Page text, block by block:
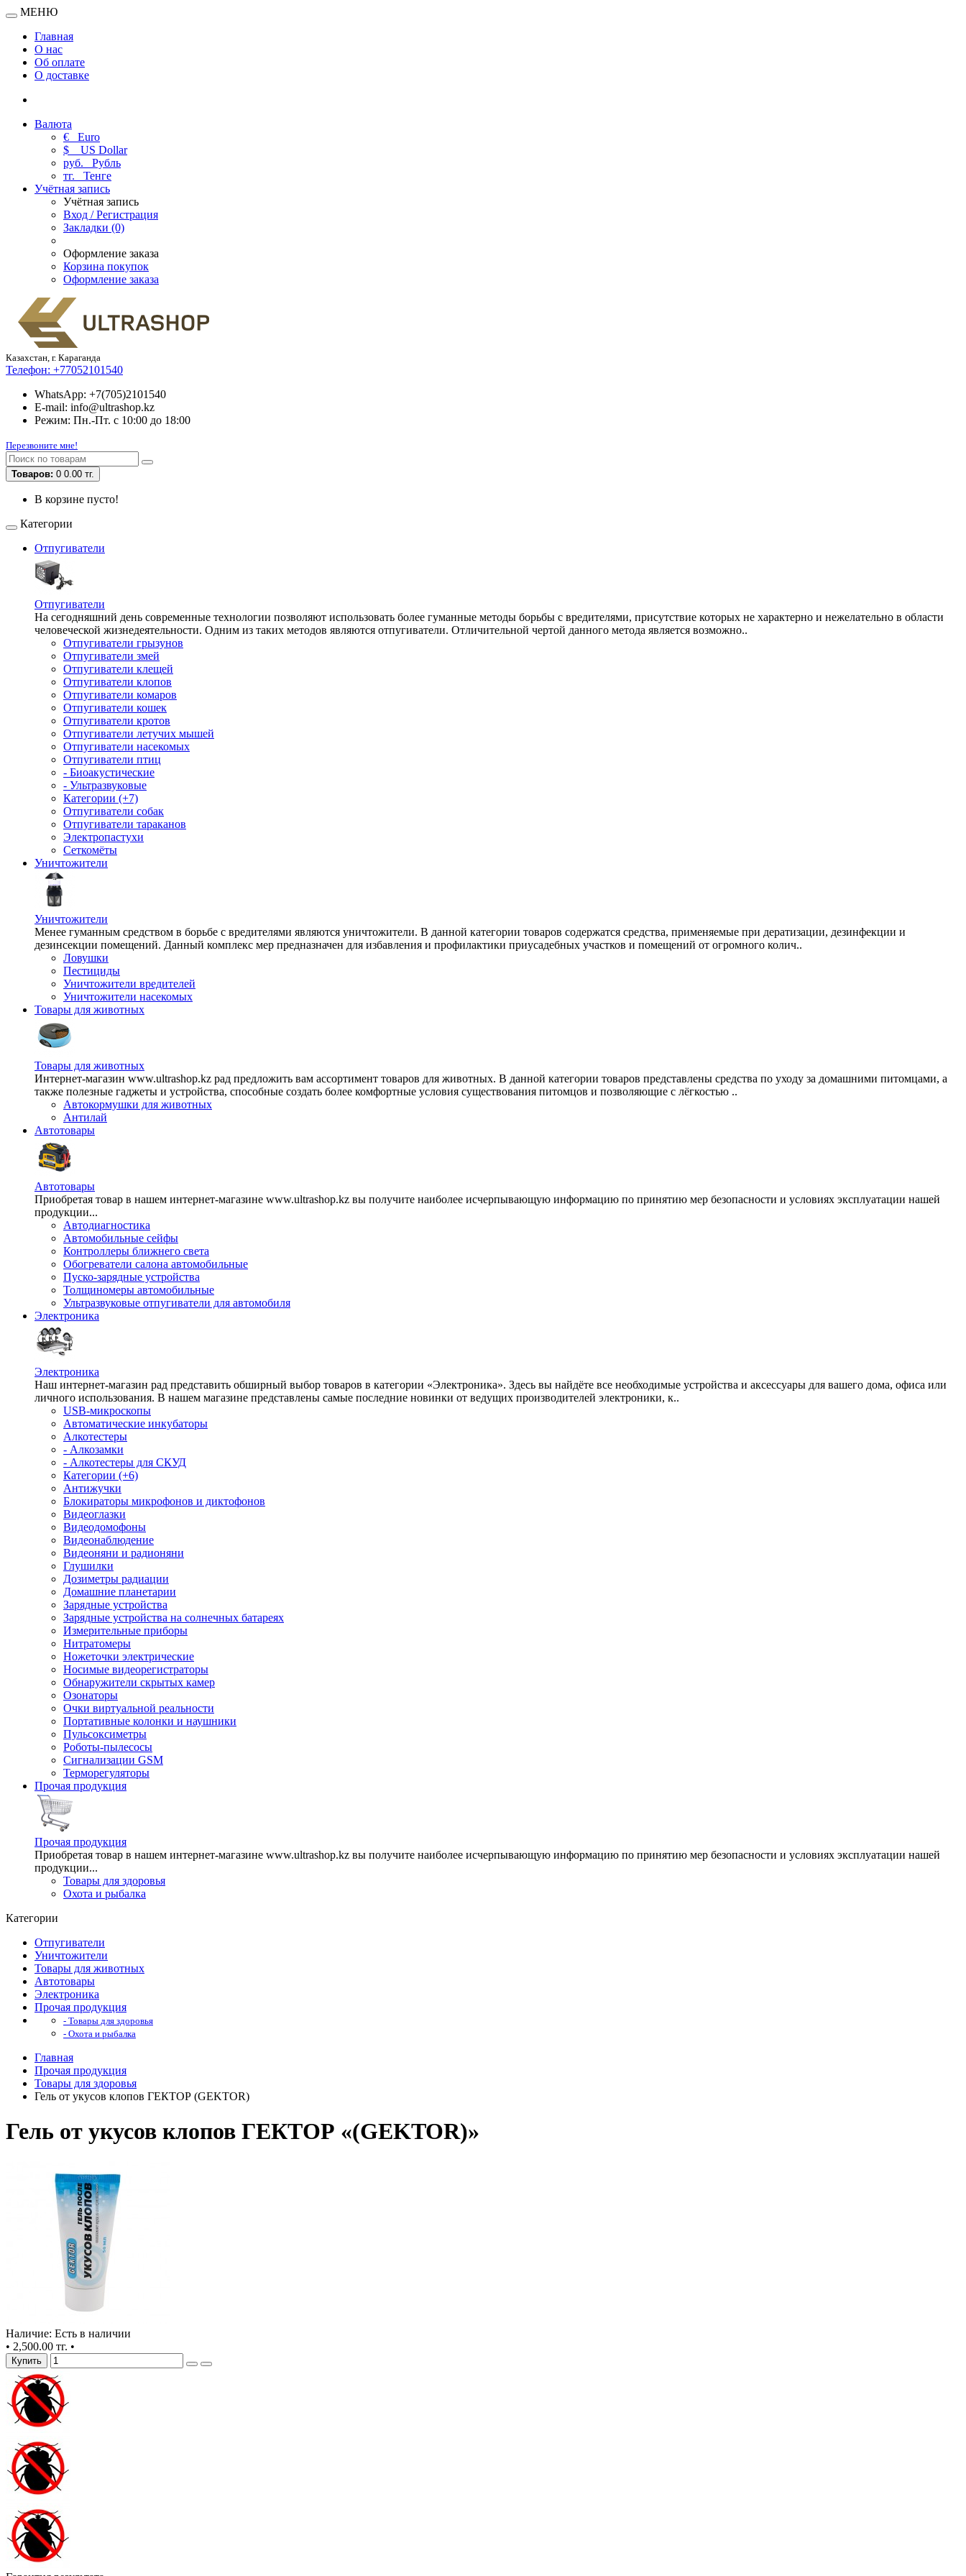
МЕНЮ
Главная
О нас
Об оплате
О доставке
Валюта
€ Euro
$
US Dollar
руб. Рубль
тг. Тенге
Учётная запись
Учётная запись
Вход / Регистрация
Закладки (0)
Оформление заказа
Корзина покупок
Оформление заказа
Казахстан, г. Караганда
Телефон: +77052101540
WhatsApp: +7(705)2101540
E-mail: info@ultrashop.kz
Режим: Пн.-Пт. с 10:00 до 18:00
Перезвоните мне!
Товаров: 0 0.00 тг.
В корзине пусто!
Категории
Отпугиватели
Отпугиватели
На сегодняшний день современные технологии позволяют использовать более гуманные методы борьбы с вредителями, присутствие которых не характерно и нежелательно в области
человеческой жизнедеятельности. Одним из таких методов являются отпугиватели. Отличительной чертой данного метода является возможно..
Отпугиватели грызунов
Отпугиватели змей
Отпугиватели клещей
Отпугиватели клопов
Отпугиватели комаров
Отпугиватели кошек
Отпугиватели кротов
Отпугиватели летучих мышей
Отпугиватели насекомых
Отпугиватели птиц
- Биоакустические
- Ультразвуковые
Категории (+7)
Отпугиватели собак
Отпугиватели тараканов
Электропастухи
Сеткомёты
Уничтожители
Уничтожители
Менее гуманным средством в борьбе с вредителями являются уничтожители. В данной категории товаров содержатся средства, применяемые при дератизации, дезинфекции и
дезинсекции помещений. Данный комплекс мер предназначен для избавления и профилактики приусадебных участков и помещений от огромного колич..
Ловушки
Пестициды
Уничтожители вредителей
Уничтожители насекомых
Товары для животных
Товары для животных
Интернет-магазин www.ultrashop.kz рад предложить вам ассортимент товаров для животных. В данной категории товаров представлены средства по уходу за домашними питомцами, а
также полезные гаджеты и устройства, способные создать более комфортные условия существования питомцов и позволяющие с лёгкостью ..
Автокормушки для животных
Антилай
Автотовары
Автотовары
Приобретая товар в нашем интернет-магазине www.ultrashop.kz вы получите наиболее исчерпывающую информацию по принятию мер безопасности и условиях эксплуатации нашей
продукции...
Автодиагностика
Автомобильные сейфы
Контроллеры ближнего света
Обогреватели салона автомобильные
Пуско-зарядные устройства
Толщиномеры автомобильные
Ультразвуковые отпугиватели для автомобиля
Электроника
Электроника
Наш интернет-магазин рад представить обширный выбор товаров в категории «Электроника». Здесь вы найдёте все необходимые устройства и аксессуары для вашего дома, офиса или
личного использования. В нашем магазине представлены самые последние новинки от ведущих производителей электроники, к..
USB-микроскопы
Автоматические инкубаторы
Алкотестеры
- Алкозамки
- Алкотестеры для СКУД
Категории (+6)
Антижучки
Блокираторы микрофонов и диктофонов
Видеоглазки
Видеодомофоны
Видеонаблюдение
Видеоняни и радионяни
Глушилки
Дозиметры радиации
Домашние планетарии
Зарядные устройства
Зарядные устройства на солнечных батареях
Измерительные приборы
Нитратомеры
Ножеточки электрические
Носимые видеорегистраторы
Обнаружители скрытых камер
Озонаторы
Очки виртуальной реальности
Портативные колонки и наушники
Пульсоксиметры
Роботы-пылесосы
Сигнализации GSM
Терморегуляторы
Прочая продукция
Прочая продукция
Приобретая товар в нашем интернет-магазине www.ultrashop.kz вы получите наиболее исчерпывающую информацию по принятию мер безопасности и условиях эксплуатации нашей
продукции...
Товары для здоровья
Охота и рыбалка
Категории
Отпугиватели
Уничтожители
Товары для животных
Автотовары
Электроника
Прочая продукция
- Товары для здоровья
- Охота и рыбалка
Главная
Прочая продукция
Товары для здоровья
Гель от укусов клопов ГЕКТОР (GEKTOR)
Гель от укусов клопов ГЕКТОР «(GEKTOR)»
Наличие: Есть в наличии
• 2,500.00 тг. •
Купить